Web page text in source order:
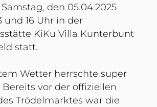
den 05.04.2025
und 16 Uhr in der
KiKu Villa Kunterbunt
statt.
Wetter herrschte super
vor der offiziellen
Trödelmarktes war die